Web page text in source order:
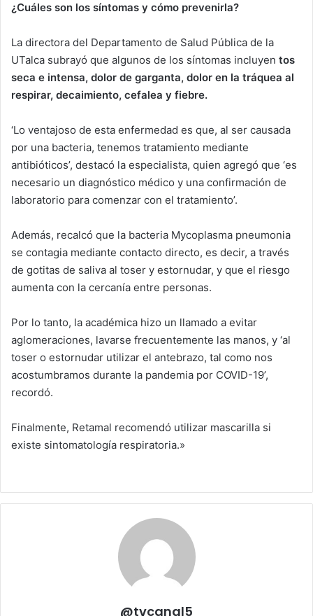
¿Cuáles son los síntomas y cómo prevenirla?
La directora del Departamento de Salud Pública de la
UTalca subrayó que algunos de los síntomas incluyen tos
seca e intensa, dolor de garganta, dolor en la tráquea al
respirar, decaimiento, cefalea y fiebre.
‘Lo ventajoso de esta enfermedad es que, al ser causada
por una bacteria, tenemos tratamiento mediante
antibióticos’, destacó la especialista, quien agregó que ‘es
necesario un diagnóstico médico y una confirmación de
laboratorio para comenzar con el tratamiento’.
Además, recalcó que la bacteria Mycoplasma pneumonia
se contagia mediante contacto directo, es decir, a través
de gotitas de saliva al toser y estornudar, y que el riesgo
aumenta con la cercanía entre personas.
Por lo tanto, la académica hizo un llamado a evitar
aglomeraciones, lavarse frecuentemente las manos, y ‘al
toser o estornudar utilizar el antebrazo, tal como nos
acostumbramos durante la pandemia por COVID-19’,
recordó.
Finalmente, Retamal recomendó utilizar mascarilla si
existe sintomatología respiratoria.»
@tvcanal5